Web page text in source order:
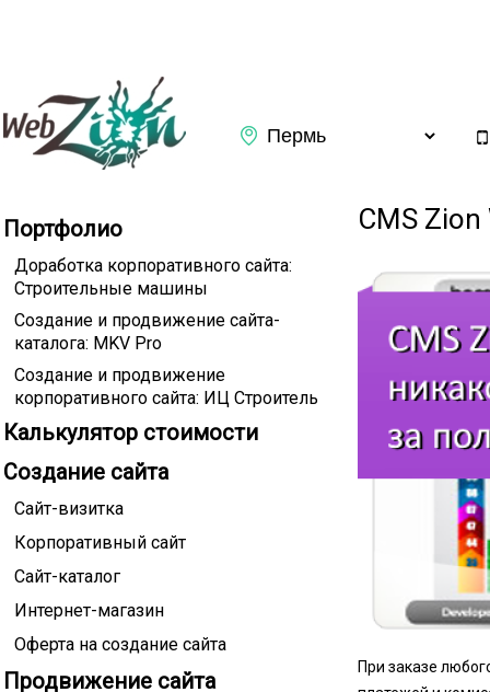
Портфолио
Доработка корпоративного сайта:
Строительные машины
Создание и продвижение сайта-
каталога: MKV Pro
Создание и продвижение
корпоративного сайта: ИЦ Строитель
Калькулятор стоимости
Создание сайта
Сайт-визитка
Корпоративный сайт
Сайт-каталог
Интернет-магазин
Оферта на создание сайта
Продвижение сайта
CMS
При заказе
Подтверждаю ознакомление с Политикой